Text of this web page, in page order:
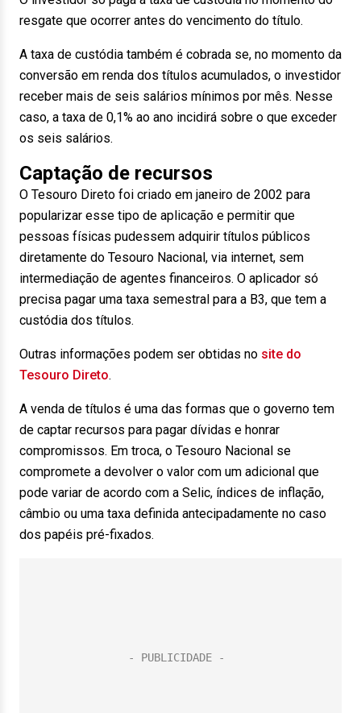
resgate que ocorrer antes do vencimento do título.
A taxa de custódia também é cobrada se, no momento da
conversão em renda dos títulos acumulados, o investidor
receber mais de seis salários mínimos por mês. Nesse
caso, a taxa de 0,1% ao ano incidirá sobre o que exceder
os seis salários.
Captação de recursos
O Tesouro Direto foi criado em janeiro de 2002 para
popularizar esse tipo de aplicação e permitir que
pessoas físicas pudessem adquirir títulos públicos
diretamente do Tesouro Nacional, via internet, sem
intermediação de agentes financeiros. O aplicador só
precisa pagar uma taxa semestral para a B3, que tem a
custódia dos títulos.
Outras informações podem ser obtidas no site do
Tesouro Direto.
A venda de títulos é uma das formas que o governo tem
de captar recursos para pagar dívidas e honrar
compromissos. Em troca, o Tesouro Nacional se
compromete a devolver o valor com um adicional que
pode variar de acordo com a Selic, índices de inflação,
câmbio ou uma taxa definida antecipadamente no caso
dos papéis pré-fixados.